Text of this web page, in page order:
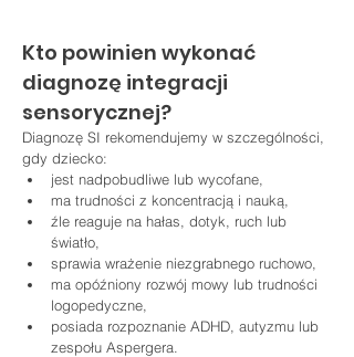
Kto powinien wykonać
diagnozę integracji
sensorycznej?
Diagnozę SI rekomendujemy w szczególności,
gdy dziecko:
jest nadpobudliwe lub wycofane,
ma trudności z koncentracją i nauką,
źle reaguje na hałas, dotyk, ruch lub
światło,
sprawia wrażenie niezgrabnego ruchowo,
ma opóźniony rozwój mowy lub trudności
logopedyczne,
posiada rozpoznanie ADHD, autyzmu lub
zespołu Aspergera.